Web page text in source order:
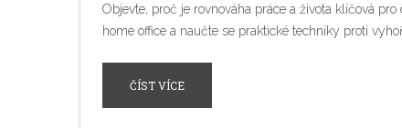
Objevte, proč je rovnováha práce a života klíčová
home office a naučte se praktické techniky proti
ČÍST VÍCE